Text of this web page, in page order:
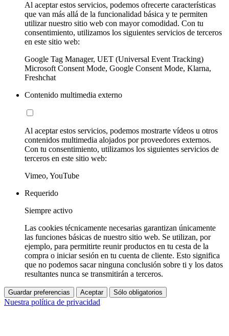
Al aceptar estos servicios, podemos ofrecerte características
que van más allá de la funcionalidad básica y te permiten
utilizar nuestro sitio web con mayor comodidad. Con tu
consentimiento, utilizamos los siguientes servicios de terceros
en este sitio web:
Google Tag Manager, UET (Universal Event Tracking)
Microsoft Consent Mode, Google Consent Mode, Klarna,
Freshchat
Contenido multimedia externo
Al aceptar estos servicios, podemos mostrarte vídeos u otros
contenidos multimedia alojados por proveedores externos.
Con tu consentimiento, utilizamos los siguientes servicios de
terceros en este sitio web:
Vimeo, YouTube
Requerido
Siempre activo
Las cookies técnicamente necesarias garantizan únicamente
las funciones básicas de nuestro sitio web. Se utilizan, por
ejemplo, para permitirte reunir productos en tu cesta de la
compra o iniciar sesión en tu cuenta de cliente. Esto significa
que no podemos sacar ninguna conclusión sobre ti y los datos
resultantes nunca se transmitirán a terceros.
Guardar preferencias Aceptar Sólo obligatorios
Nuestra política de privacidad